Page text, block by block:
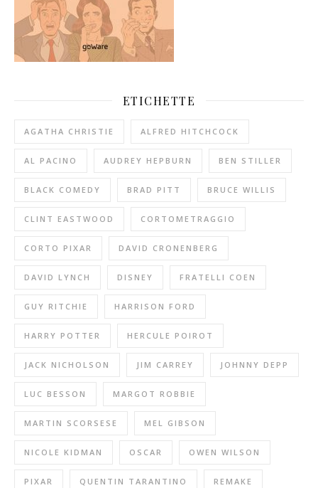
ETICHETTE
AGATHA CHRISTIE ALFRED HITCHCOCK
AL PACINO AUDREY HEPBURN BEN STILLER
BLACK COMEDY BRAD PITT BRUCE WILLIS
CLINT EASTWOOD CORTOMETRAGGIO
CORTO PIXAR DAVID CRONENBERG
DAVID LYNCH DISNEY FRATELLI COEN
GUY RITCHIE HARRISON FORD
HARRY POTTER HERCULE POIROT
JACK NICHOLSON JIM CARREY JOHNNY DEPP
LUC BESSON MARGOT ROBBIE
MARTIN SCORSESE MEL GIBSON
NICOLE KIDMAN OSCAR OWEN WILSON
PIXAR QUENTIN TARANTINO REMAKE